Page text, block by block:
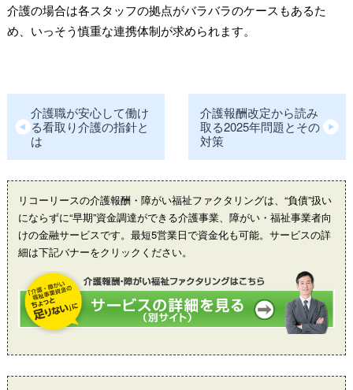
介護の場合は各スタッフの拠点がバラバラのケースもあるた
め、いっそう慎重な連携体制が求められます。
介護職が安心して働け
る看取り介護の指針と
は
介護報酬改定から読み
取る2025年問題とその
対策
リコーリースの介護報酬・障がい福祉ファクタリングは、“負債”扱い
にならずに“早期”資金調達ができる介護事業、障がい・福祉事業者向
けの金融サービスです。最短5営業日で資金化も可能。サービスの詳
細は下記バナーをクリックください。